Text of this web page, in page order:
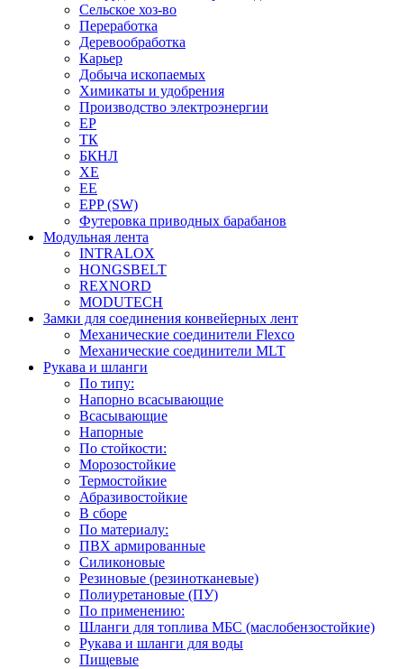
Сельское хоз-во
Переработка
Деревообработка
Карьер
Добыча ископаемых
Химикаты и удобрения
Производство электроэнергии
EP
ТК
БКНЛ
XE
EE
EPP (SW)
Футеровка приводных барабанов
Модульная лента
INTRALOX
HONGSBELT
REXNORD
MODUTECH
Замки для соединения конвейерных лент
Механические соединители Flexco
Механические соединители MLT
Рукава и шланги
По типу:
Напорно всасывающие
Всасывающие
Напорные
По стойкости:
Морозостойкие
Термостойкие
Абразивостойкие
В сборе
По материалу:
ПВХ армированные
Силиконовые
Резиновые (резинотканевые)
Полиуретановые (ПУ)
По применению:
Шланги для топлива МБС (маслобензостойкие)
Рукава и шланги для воды
Пищевые